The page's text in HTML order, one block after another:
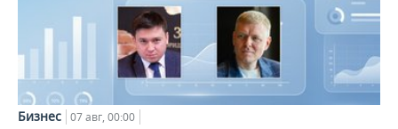
Бизнес 07 авг, 00:00